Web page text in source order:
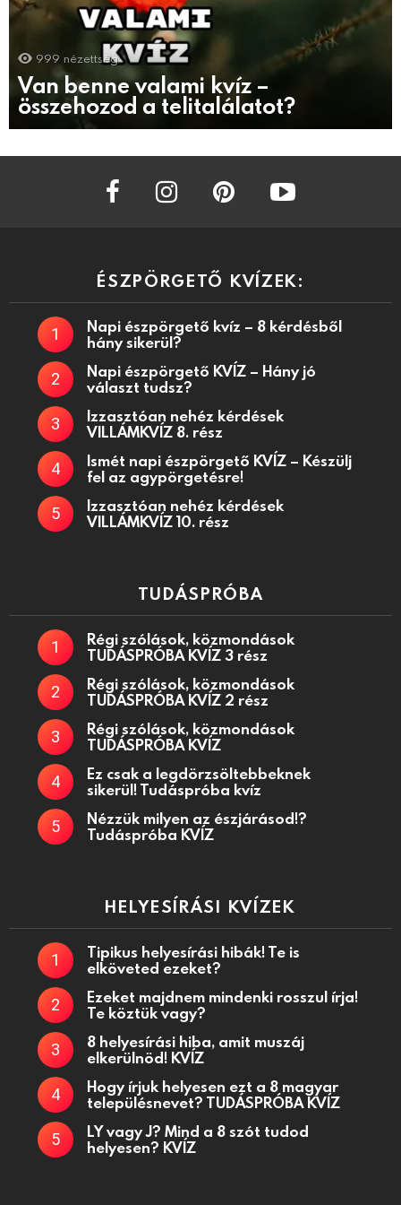
999 nézettség
Van benne valami kvíz –
összehozod a telitalálatot?
facebook instagram
ÉSZPÖRGETŐ KVÍZEK:
Napi észpörgető kvíz – 8 kérdésből
hány sikerül?
Napi észpörgető KVÍZ – Hány jó
választ tudsz?
Izzasztóan nehéz kérdések
VILLÁMKVÍZ 8. rész
Ismét napi észpörgető KVÍZ – Készülj
fel az agypörgetésre!
Izzasztóan nehéz kérdések
VILLÁMKVÍZ 10. rész
TUDÁSPRÓBA
Régi szólások, közmondások
TUDÁSPRÓBA KVÍZ 3 rész
Régi szólások, közmondások
TUDÁSPRÓBA KVÍZ 2 rész
Régi szólások, közmondások
TUDÁSPRÓBA KVÍZ
Ez csak a legdörzsöltebbeknek
sikerül! Tudáspróba kvíz
Nézzük milyen az észjárásod!?
Tudáspróba KVÍZ
HELYESÍRÁSI KVÍZEK
Tipikus helyesírási hibák! Te is
elköveted ezeket?
Ezeket majdnem mindenki rosszul írja!
Te köztük vagy?
8 helyesírási hiba, amit muszáj
elkerülnöd! KVÍZ
Hogy írjuk helyesen ezt a 8 magyar
településnevet? TUDÁSPRÓBA KVÍZ
LY vagy J? Mind a 8 szót tudod
helyesen? KVÍZ